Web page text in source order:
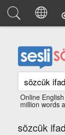
Online
million words
sözcük